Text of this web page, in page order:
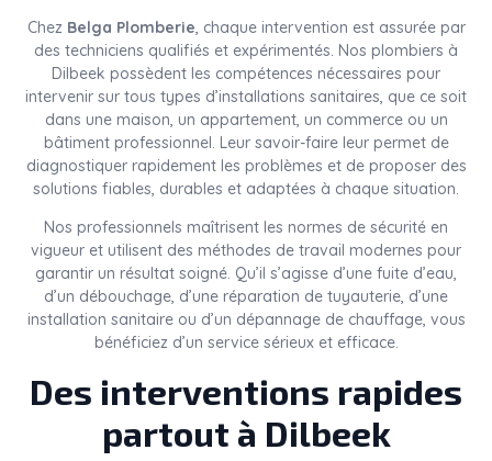
Chez Belga Plomberie , chaque intervention est assurée par
des techniciens qualifiés et expérimentés. Nos plombiers à
Dilbeek possèdent les compétences nécessaires pour
intervenir sur tous types d’installations sanitaires, que ce soit
dans une maison, un appartement, un commerce ou un
bâtiment professionnel. Leur savoir-faire leur permet de
diagnostiquer rapidement les problèmes et de proposer des
solutions fiables, durables et adaptées à chaque situation.
Nos professionnels maîtrisent les normes de sécurité en
vigueur et utilisent des méthodes de travail modernes pour
garantir un résultat soigné. Qu’il s’agisse d’une fuite d’eau,
d’un débouchage, d’une réparation de tuyauterie, d’une
installation sanitaire ou d’un dépannage de chauffage, vous
bénéficiez d’un service sérieux et efficace.
Des interventions rapides
partout à Dilbeek